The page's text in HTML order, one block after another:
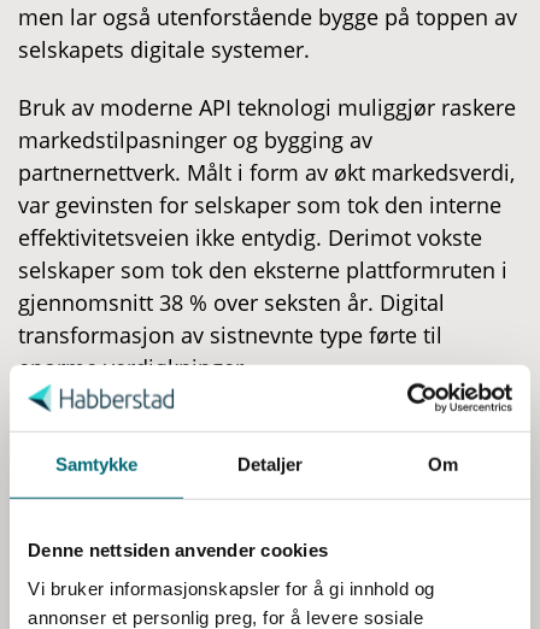
Samtykke Detaljer Om
Denne nettsiden anvender cookies
Vi bruker informasjonskapsler for å gi innhold og
annonser et personlig preg, for å levere sosiale
S
m
y
men lar også utenforstående bygge på toppen av
selskapets digitale systemer.
Bruk av moderne API teknologi muliggjør raskere
markedstilpasninger og bygging av
partnernettverk. Målt i form av økt markedsverdi,
var gevinsten for selskaper som tok den interne
effektivitetsveien ikke entydig. Derimot vokste
selskaper som tok den eksterne plattformruten i
gjennomsnitt 38 % over seksten år. Digital
transformasjon av sistnevnte type førte til
enorme verdiøkninger.
(Kilde: Van Alstyne et al, Harvard Business Review,
2021.)
engasjement fra sine eksterne bidragsytere. Jo
bedre en organisasjon er til å tiltrekke seg
partnere til å bidra med investeringer, ideer og